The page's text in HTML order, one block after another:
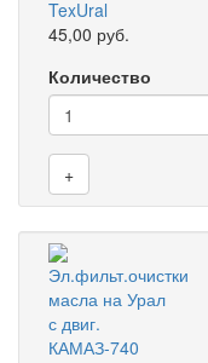
45,00 руб.
Количество
+